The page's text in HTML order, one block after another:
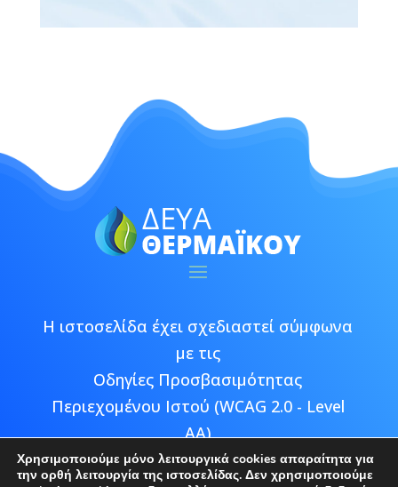
Η ιστοσελίδα έχει σχεδιαστεί σύμφωνα
με τις
Οδηγίες Προσβασιμότητας
Περιεχομένου Ιστού (WCAG 2.0 - Level
AA)
Χρησιμοποιούμε μόνο λειτουργικά cookies απαραίτητα για
την ορθή λειτουργία της ιστοσελίδας. Δεν χρησιμοποιούμε